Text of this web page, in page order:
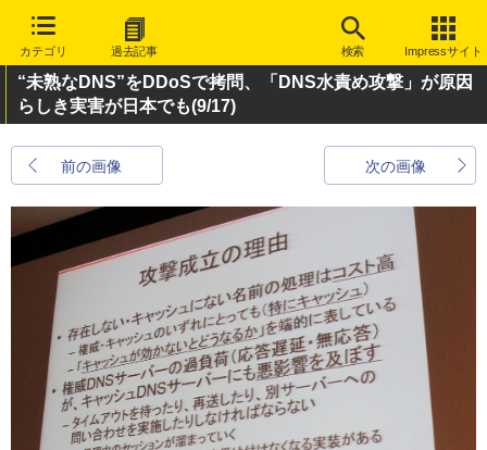
カテゴリ 過去記事 検索 Impressサイト
“未熟なDNS”をDDoSで拷問、「DNS水責め攻撃」が原因
らしき実害が日本でも(9/17)
前の画像 次の画像